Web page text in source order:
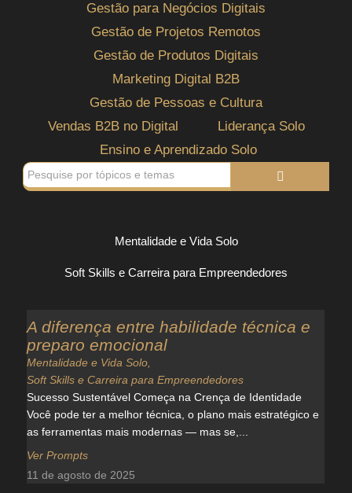
Gestão para Negócios Digitais
Gestão de Projetos Remotos
Gestão de Produtos Digitais
Marketing Digital B2B
Gestão de Pessoas e Cultura
Vendas B2B no Digital
Liderança Solo
Ensino e Aprendizado Solo
Mentalidade e Vida Solo
Soft Skills e Carreira para Empreendedores
A diferença entre habilidade técnica e
preparo emocional
Mentalidade e Vida Solo
Soft Skills e Carreira para Empreendedores
Sucesso Sustentável Começa na Crença de Identidade
Você pode ter a melhor técnica, o plano mais estratégico e
as ferramentas mais modernas — mas se,...
Ver Prompts
11 de agosto de 2025